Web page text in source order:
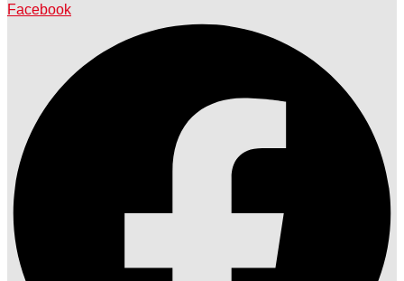
Facebook